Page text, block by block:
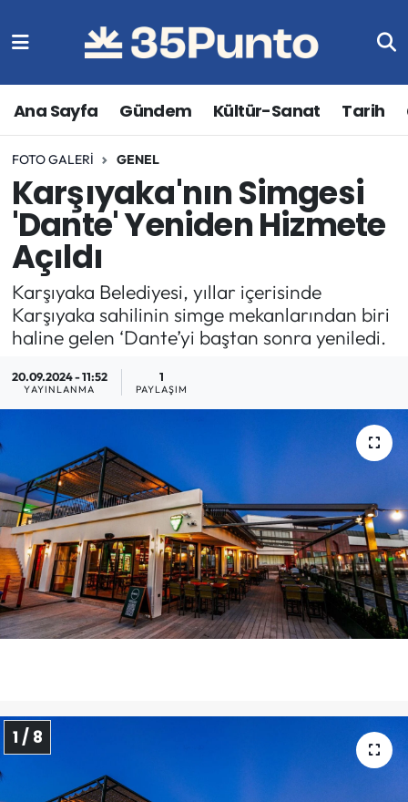
Ana Sayfa Gündem Kültür-Sanat Tarih
FOTO GALERI GENEL
Karşıyaka'nın Simgesi
'Dante' Yeniden Hizmete
Açıldı
Karşıyaka Belediyesi, yıllar içerisinde
Karşıyaka sahilinin simge mekanlarından biri
haline gelen ‘Dante’yi baştan sonra yeniledi.
20.09.2024 - 11:52
YAYINLANMA
1
PAYLAŞIM
1 / 8